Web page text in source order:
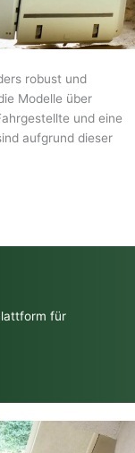
robust und
Modelle über
und eine
aufgrund dieser
für